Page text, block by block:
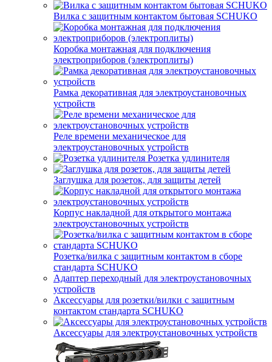
Вилка с защитным контактом бытовая SCHUKO
Коробка монтажная для подключения
электроприборов (электроплиты)
Рамка декоративная для электроустановочных
устройств
Реле времени механическое для
электроустановочных устройств
Розетка удлинителя
Заглушка для розеток, для защиты детей
Корпус накладной для открытого монтажа
электроустановочных устройств
Розетка/вилка с защитным контактом в сборе
стандарта SCHUKO
Адаптер переходный для электроустановочных
устройств
Аксессуары для розетки/вилки с защитным
контактом стандарта SCHUKO
Аксессуары для электроустановочных устройств